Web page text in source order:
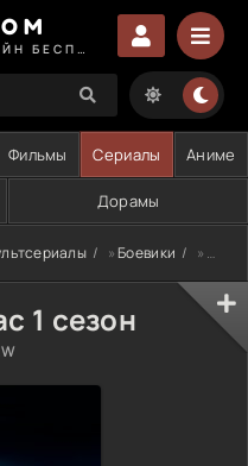
Фильмы Сериалы Аниме
Дорамы
»Боевики » Комендантский час 1 сезон
1 сезон